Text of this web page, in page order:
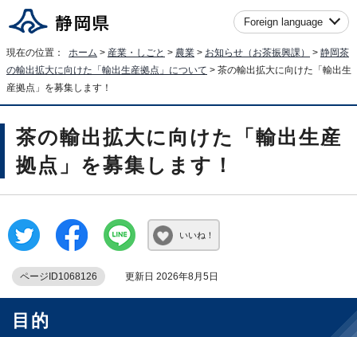
Foreign language
現在の位置： ホーム > 産業・しごと > 農業 > お知らせ（お茶振興課） > 静岡茶
の輸出拡大に向けた「輸出生産拠点」について > 茶の輸出拡大に向けた「輸出生
産拠点」を募集します！
茶の輸出拡大に向けた「輸出生産
拠点」を募集します！
いいね！
ページID1068126 更新日 2026年8月5日
目的